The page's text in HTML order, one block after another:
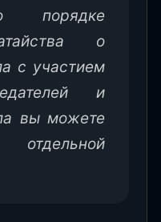
порядке
о
с участием
и
вы можете